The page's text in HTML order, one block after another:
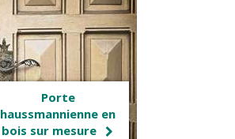
Porte
haussmannienne en
bois sur mesure